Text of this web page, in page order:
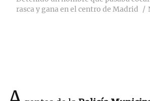
rasca y gana en el centro de Madrid